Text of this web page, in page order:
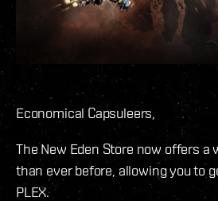
Economical Capsuleers,
The New Eden Store now offers a
than ever before, allowing you to
PLEX.